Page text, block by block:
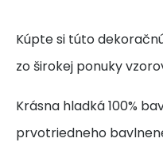
Kúpte si túto
zo širokej ponuky
Krásna hladká 100%
prvotriedneho